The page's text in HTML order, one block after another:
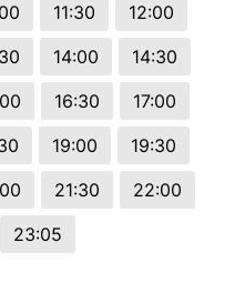
11:30
12:00
14:00
14:30
16:30
17:00
19:00
19:30
21:30
22:00
23:05